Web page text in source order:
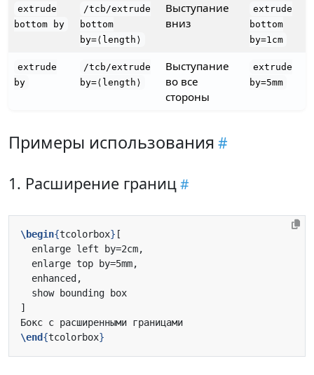
extrude
bottom by
/tcb/extrude
bottom
by=⟨length⟩
Выступание
вниз
extrude
bottom
by=1cm
extrude
by
/tcb/extrude
by=⟨length⟩
Выступание
во все
стороны
extrude
by=5mm
Примеры использования
1. Расширение границ
\begin{tcolorbox}
\end{tcolorbox}